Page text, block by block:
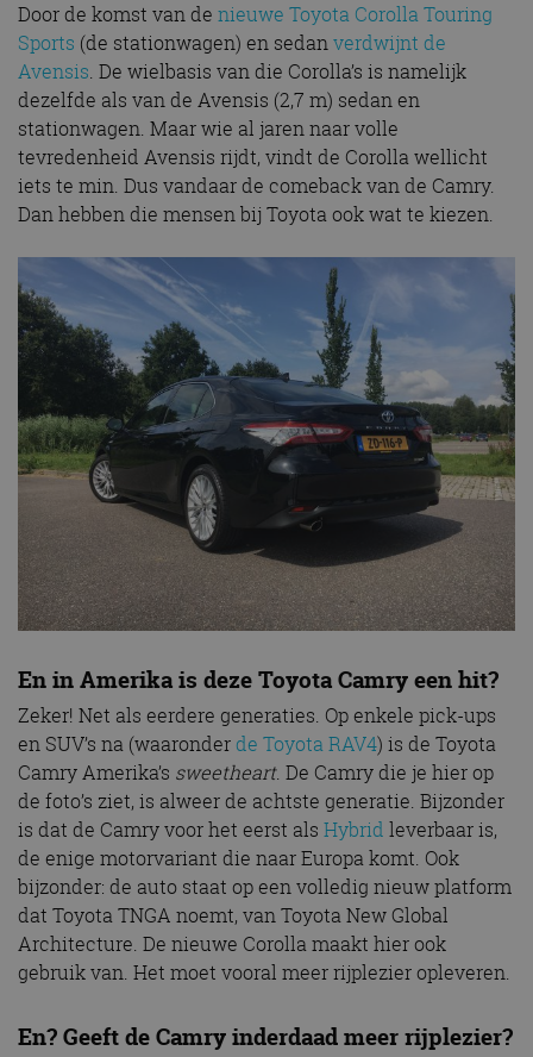
Door de komst van de nieuwe Toyota Corolla Touring
Sports (de stationwagen) en sedanverdwijnt de
Avensis. De wielbasis van die Corolla’s is namelijk
dezelfde als van de Avensis (2,7 m) sedan en
stationwagen. Maar wie al jaren naar volle
tevredenheid Avensis rijdt, vindt de Corolla wellicht
iets te min. Dus vandaar de comeback van de Camry.
Dan hebben die mensen bij Toyota ook wat te kiezen.
En in Amerika is deze Toyota Camry een hit?
Zeker! Net als eerdere generaties. Op enkele pick-ups
en SUV’s na (waaronderde Toyota RAV4) is de Toyota
Camry Amerika’s sweetheart. De Camry die je hier op
de foto’s ziet, is alweer de achtste generatie. Bijzonder
is dat de Camry voor het eerst als Hybrid leverbaar is,
de enige motorvariant die naar Europa komt. Ook
bijzonder: de auto staat op een volledig nieuw platform
dat Toyota TNGA noemt, van Toyota New Global
Architecture. De nieuwe Corolla maakt hier ook
gebruik van. Het moet vooral meer rijplezier opleveren.
En? Geeft de Camry inderdaad meer rijplezier?